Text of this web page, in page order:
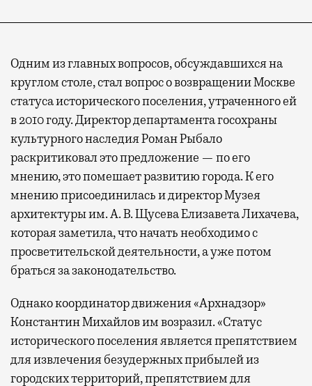
Одним из главных вопросов, обсуждавшихся на
круглом столе, стал вопрос о возвращении Москве
статуса исторического поселения, утраченного ей
в 2010 году. Директор департамента госохраны
культурного наследия Роман Рыбало
раскритиковал это предложение — по его
мнению, это помешает развитию города. К его
мнению присоединилась и директор Музея
архитектуры им. А. В. Щусева Елизавета Лихачева,
которая заметила, что начать необходимо с
просветительской деятельности, а уже потом
браться за законодательство.
Однако координатор движения «Архнадзор»
Константин Михайлов им возразил. «Статус
исторического поселения является препятствием
для извлечения безудержных прибылей из
городских территорий, препятствием для